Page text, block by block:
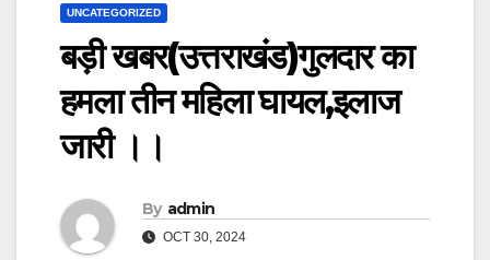
UNCATEGORIZED
बड़ी खबर(उत्तराखंड)गुलदार का
हमला तीन महिला घायल,इलाज
जारी ।।
By admin
OCT 30, 2024